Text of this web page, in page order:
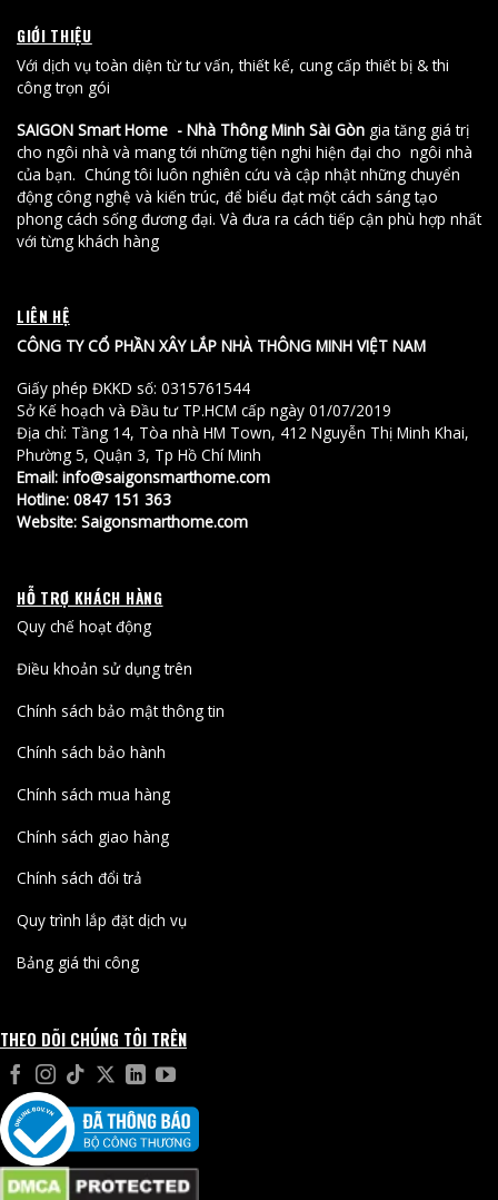
GIỚI THIỆU
Với dịch vụ toàn diện từ tư vấn, thiết kế, cung cấp thiết bị & thi
công trọn gói
SAIGON Smart Home - Nhà Thông Minh Sài Gòn gia tăng giá trị
cho ngôi nhà và mang tới những tiện nghi hiện đại cho ngôi nhà
của bạn. Chúng tôi luôn nghiên cứu và cập nhật những chuyển
động công nghệ và kiến trúc, để biểu đạt một cách sáng tạo
phong cách sống đương đại. Và đưa ra cách tiếp cận phù hợp nhất
với từng khách hàng
LIÊN HỆ
CÔNG TY CỔ PHẦN XÂY LẮP NHÀ THÔNG MINH VIỆT NAM
Giấy phép ĐKKD số: 0315761544
Sở Kế hoạch và Đầu tư TP.HCM cấp ngày 01/07/2019
Địa chỉ: Tầng 14, Tòa nhà HM Town, 412 Nguyễn Thị Minh Khai,
Phường 5, Quận 3, Tp Hồ Chí Minh
Email: info@saigonsmarthome.com
Hotline: 0847 151 363
Website: Saigonsmarthome.com
HỖ TRỢ KHÁCH HÀNG
Quy chế hoạt động
Điều khoản sử dụng trên
Chính sách bảo mật thông tin
Chính sách bảo hành
Chính sách mua hàng
Chính sách giao hàng
Chính sách đổi trả
Quy trình lắp đặt dịch vụ
Bảng giá thi công
THEO DÕI CHÚNG TÔI TRÊN